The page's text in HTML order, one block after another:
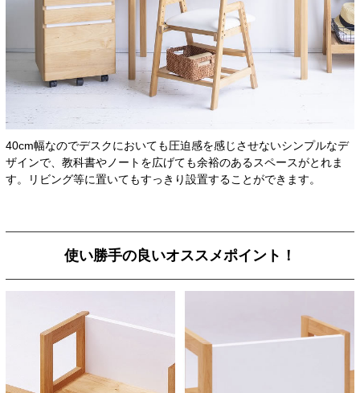
40cm幅なのでデスクにおいても圧迫感を感じさせないシンプルなデ
ザインで、教科書やノートを広げても余裕のあるスペースがとれま
す。リビング等に置いてもすっきり設置することができます。
使い勝手の良いオススメポイント！